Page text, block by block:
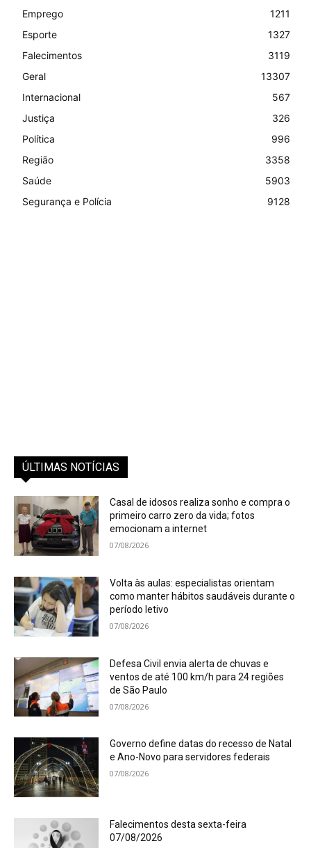
Emprego
1211
Esporte
1327
Falecimentos
3119
Geral
13307
Internacional
567
Justiça
326
Política
996
Região
3358
Saúde
5903
Segurança e Polícia
9128
ÚLTIMAS NOTÍCIAS
Casal de idosos realiza sonho e compra o
primeiro carro zero da vida; fotos
emocionam a internet
07/08/2026
Volta às aulas: especialistas orientam
como manter hábitos saudáveis durante o
período letivo
07/08/2026
Defesa Civil envia alerta de chuvas e
ventos de até 100 km/h para 24 regiões
de São Paulo
07/08/2026
Governo define datas do recesso de Natal
e Ano-Novo para servidores federais
07/08/2026
Falecimentos desta sexta-feira
07/08/2026